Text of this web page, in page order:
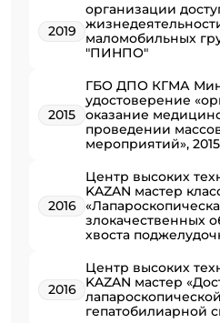
2019
организации
маломобильных
"ПИНПО"
2015
ГБО ДПО КГМА
удостоверение
оказание
проведении
мероприятий»,
2016
Центр высоких
KAZAN мастер
злокачественных
хвоста
2016
Центр высоких
KAZAN мастер
гепатобилиарной